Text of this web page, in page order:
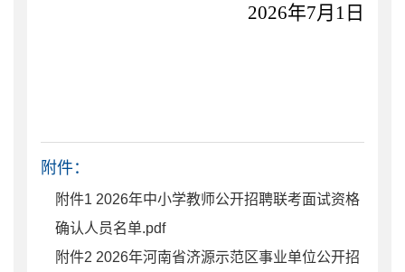
2026年7月1日
附件：
附件1 2026年中小学教师公开招聘联考面试资格
确认人员名单.pdf
附件2 2026年河南省济源示范区事业单位公开招